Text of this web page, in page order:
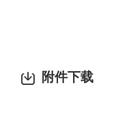
附件下载